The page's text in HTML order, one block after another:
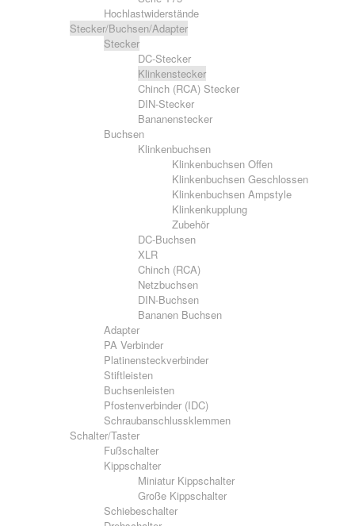
Hochlastwiderstände
Stecker/Buchsen/Adapter
Stecker
DC-Stecker
Klinkenstecker
Chinch (RCA) Stecker
DIN-Stecker
Bananenstecker
Buchsen
Klinkenbuchsen
Klinkenbuchsen Offen
Klinkenbuchsen Geschlossen
Klinkenbuchsen Ampstyle
Klinkenkupplung
Zubehör
DC-Buchsen
XLR
Chinch (RCA)
Netzbuchsen
DIN-Buchsen
Bananen Buchsen
Adapter
PA Verbinder
Platinensteckverbinder
Stiftleisten
Buchsenleisten
Pfostenverbinder (IDC)
Schraubanschlussklemmen
Schalter/Taster
Fußschalter
Kippschalter
Miniatur Kippschalter
Große Kippschalter
Schiebeschalter